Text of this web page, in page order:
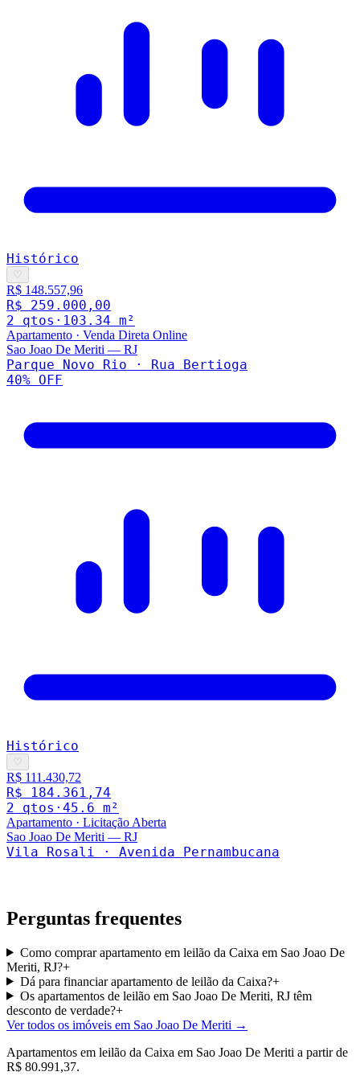
Histórico
♡
R$ 148.557,96
R$ 259.000,00
2 qtos · 103.34 m²
Apartamento · Venda Direta Online
Sao Joao De Meriti — RJ
Parque Novo Rio · Rua Bertioga
40% OFF
Histórico
♡
R$ 111.430,72
R$ 184.361,74
2 qtos · 45.6 m²
Apartamento · Licitação Aberta
Sao Joao De Meriti — RJ
Vila Rosali · Avenida Pernambucana
Perguntas frequentes
Como comprar apartamento em leilão da Caixa em Sao Joao De
Meriti, RJ?+
Dá para financiar apartamento de leilão da Caixa?+
Os apartamentos de leilão em Sao Joao De Meriti, RJ têm
desconto de verdade?+
Ver todos os imóveis em Sao Joao De Meriti →
Apartamentos em leilão da Caixa em Sao Joao De Meriti a partir de
R$ 80.991,37.